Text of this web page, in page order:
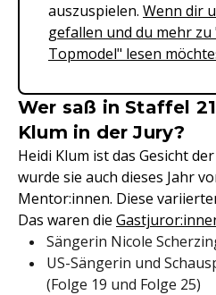
auszuspielen. Wenn dir
gefallen und du mehr
Topmodel" lesen
Wer saß in Staffel
Klum in der Jury?
Heidi Klum ist das Gesicht
wurde sie auch dieses Jahr
Mentor:innen. Diese
Das waren die
Sängerin Nicole
US-Sängerin und
(Folge 19 und Folge 25)